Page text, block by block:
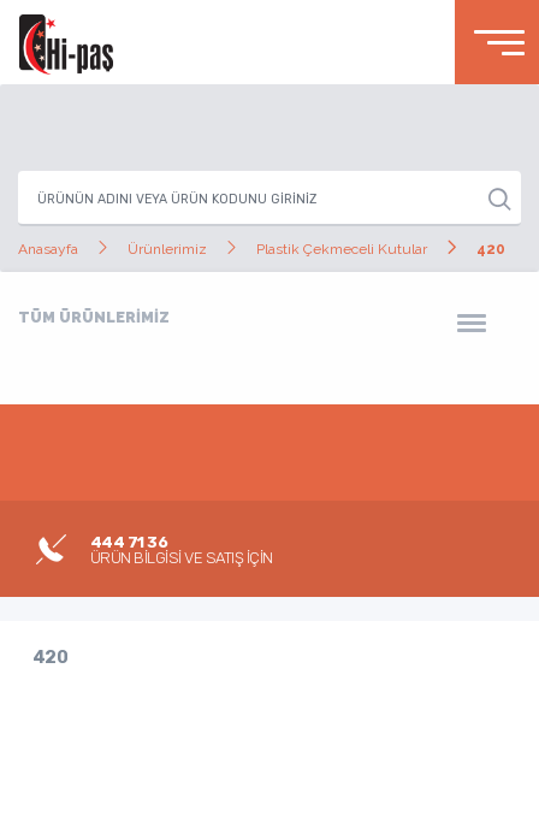
Anasayfa Ürünlerimiz Plastik Çekmeceli Kutular 420
TÜM ÜRÜNLERİMİZ
444 71 36
ÜRÜN BİLGİSİ VE SATIŞ İÇİN
420